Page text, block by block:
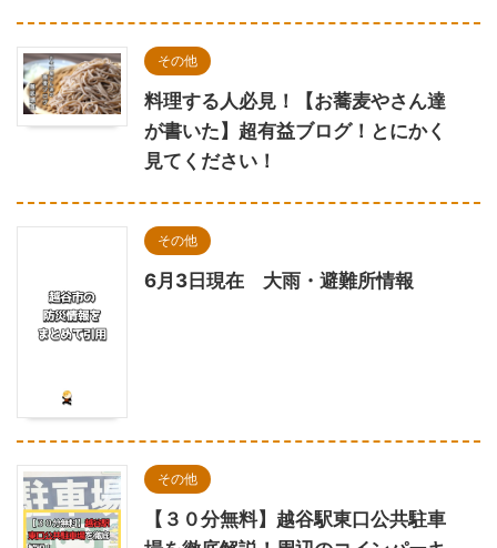
その他
料理する人必見！【お蕎麦やさん達
が書いた】超有益ブログ！とにかく
見てください！
その他
6月3日現在 大雨・避難所情報
その他
【３０分無料】越谷駅東口公共駐車